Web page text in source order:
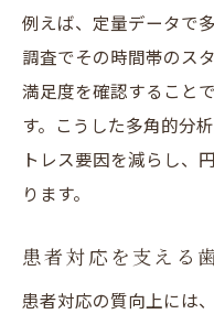
例えば、定量データで
調査でその時間帯のス
満足度を確認すること
す。こうした多角的分
トレス要因を減らし、
ります。
患者対応を支える
患者対応の質向上には